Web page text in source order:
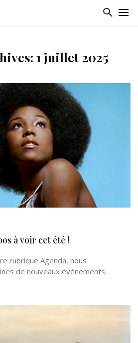
1 juillet 2025
à voir cet été !
rubrique Agenda, nous
de nouveaux événements